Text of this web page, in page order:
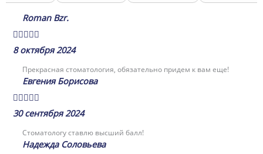
Roman Bzr.

8 октября 2024
Прекрасная стоматология, обязательно придем к вам еще!
Евгения Борисова

30 сентября 2024
Стоматологу ставлю высший балл!
Надежда Соловьева